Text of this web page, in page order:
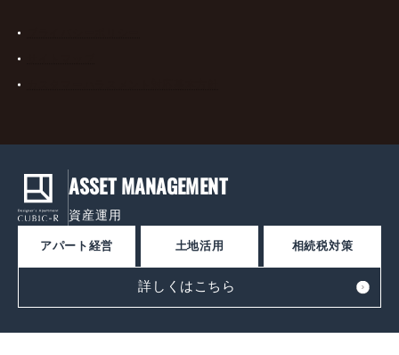
ASSET MANAGEMENT
資産運用
アパート経営 土地活用 相続税対策
詳しくはこちら